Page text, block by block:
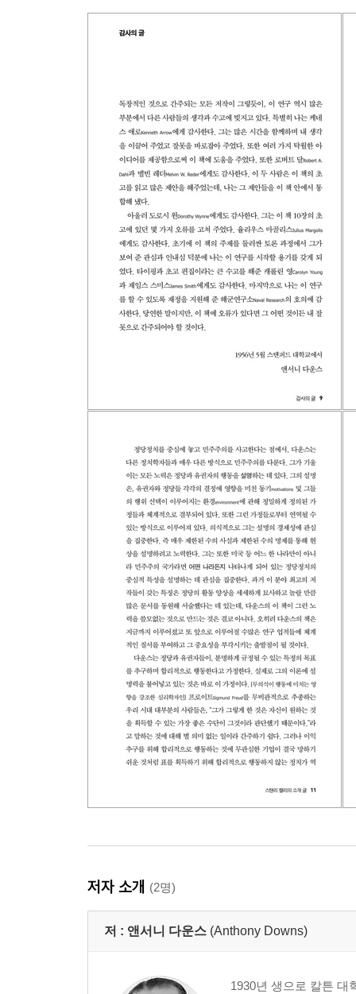
저자 소개 (2명)
저 : 앤서니 다운스 (Anthony Downs)
1930년 생으로 칼튼 대